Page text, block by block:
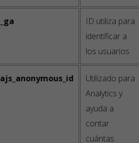
_ga
ID utiliza para
identificar a
los usuarios
ajs_anonymous_id
Utilizado para
Analytics y
ayuda a
contar
cuántas